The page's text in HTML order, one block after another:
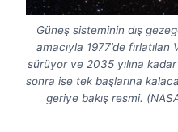
Güneş sisteminin dış
amacıyla 1977’de
sürüyor ve 2035 yılına
sonra ise tek başlarına
geriye bakış resmi.